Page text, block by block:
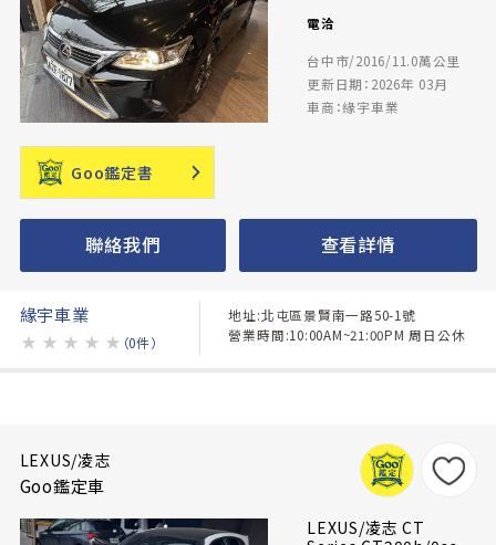
電洽
台中市/2016/11.0萬公里
更新日期：2026年 03月
車商：緣宇車業
Goo鑑定書
聯絡我們 查看詳情
緣宇車業
★ ★ ★ ★ ★ （0件）
地址:北屯區景賢南一路50-1號
營業時間:10:00AM~21:00PM 周日公休
LEXUS/凌志
Goo鑑定車
LEXUS/凌志 CT